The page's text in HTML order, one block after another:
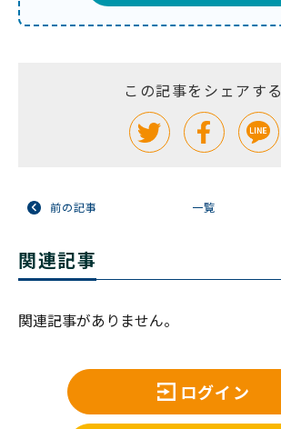
この記事をシェアする
前の記事 一覧
関連記事
関連記事がありません。
ログイン